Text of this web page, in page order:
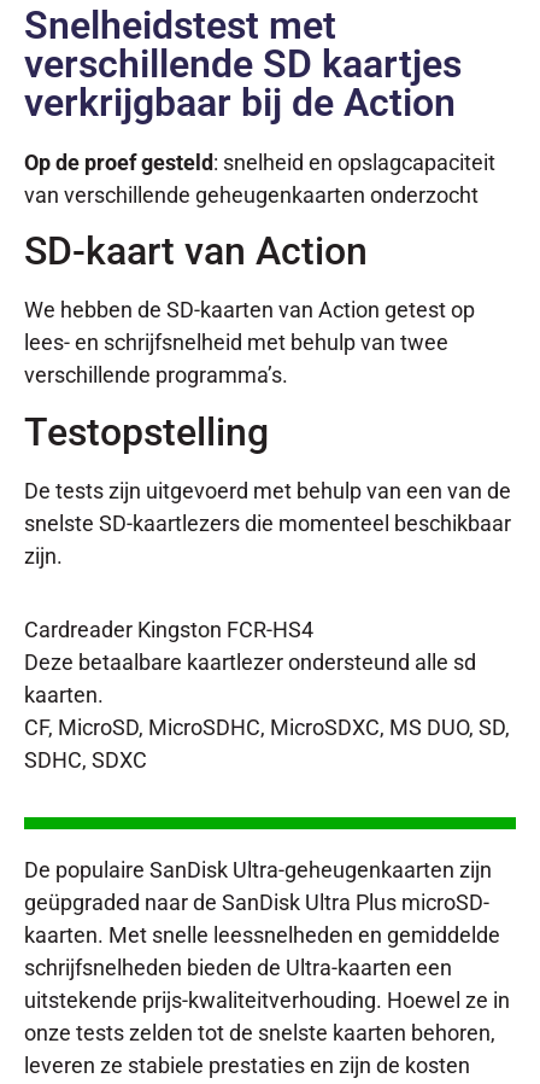
Snelheidstest met
verschillende SD kaartjes
verkrijgbaar bij de Action
Op de proef gesteld: snelheid en opslagcapaciteit
van verschillende geheugenkaarten onderzocht
SD-kaart van Action
We hebben de SD-kaarten van Action getest op
lees- en schrijfsnelheid met behulp van twee
verschillende programma’s.
Testopstelling
De tests zijn uitgevoerd met behulp van een van de
snelste SD-kaartlezers die momenteel beschikbaar
zijn.
Cardreader Kingston FCR-HS4
Deze betaalbare kaartlezer ondersteund alle sd
kaarten.
CF, MicroSD, MicroSDHC, MicroSDXC, MS DUO, SD,
SDHC, SDXC
De populaire SanDisk Ultra-geheugenkaarten zijn
geüpgraded naar de SanDisk Ultra Plus microSD-
kaarten. Met snelle leessnelheden en gemiddelde
schrijfsnelheden bieden de Ultra-kaarten een
uitstekende prijs-kwaliteitverhouding. Hoewel ze in
onze tests zelden tot de snelste kaarten behoren,
leveren ze stabiele prestaties en zijn de kosten